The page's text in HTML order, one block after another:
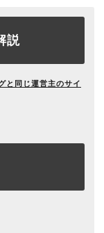
説
と同じ運営主のサイ